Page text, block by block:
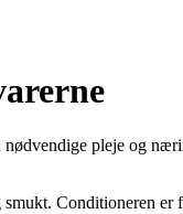
pleje og
Conditioneren er